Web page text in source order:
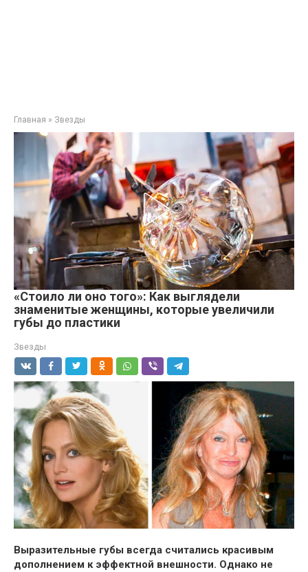
Главная » Звезды
«Стоило ли оно того»: Как выглядели
знаменитые женщины, которые увеличили
губы до пластики
Звезды
Выразительные губы всегда считались красивым
дополнением к эффектной внешности. Однако не